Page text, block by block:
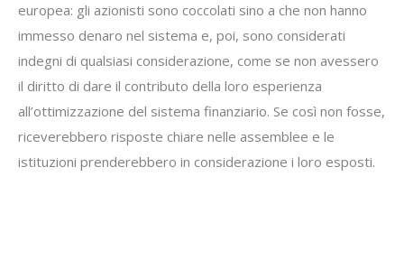
europea: gli azionisti sono coccolati sino a che non hanno
immesso denaro nel sistema e, poi, sono considerati
indegni di qualsiasi considerazione, come se non avessero
il diritto di dare il contributo della loro esperienza
all’ottimizzazione del sistema finanziario. Se così non fosse,
riceverebbero risposte chiare nelle assemblee e le
istituzioni prenderebbero in considerazione i loro esposti.